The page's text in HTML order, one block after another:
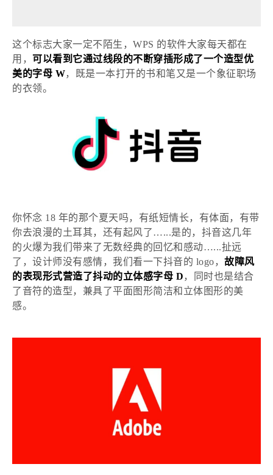
这个标志大家一定不陌生， WPS 的软件大家每天都在
用， 可以看到它通过线段的不断穿插形成了一个造型优
美的字母 W，既是一本打开的书和笔又是一个象征职场
的衣领。
你怀念 18 年的那个夏天吗，有纸短情长，有体面，有带
你去浪漫的土耳其，还有起风了…...是的，抖音这几年
的火爆为我们带来了无数经典的回忆和感动…...扯远
了，设计师没有感情，我们看一下抖音的 logo， 故障风
的表现形式营造了抖动的立体感字母 D，同时也是结合
了音符的造型，兼具了平面图形简洁和立体图形的美
感。